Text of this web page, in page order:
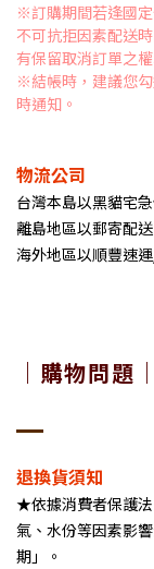
※訂購期間若逢國
不可抗拒因素配送
有保留取消訂單之權
※結帳時，建議您
時通知。
物流公司
台灣本島以黑貓宅
離島地區以郵寄配送
海外地區以順豐速
｜購物問題｜
退換貨須知
★依據消費者保護
氣、水份等因素影
期」。